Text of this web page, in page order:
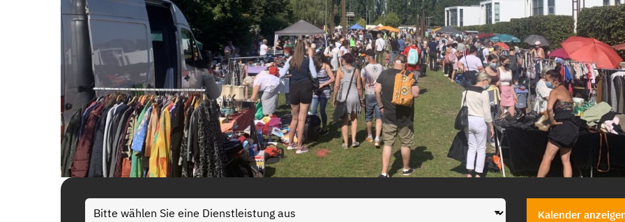
Kalender